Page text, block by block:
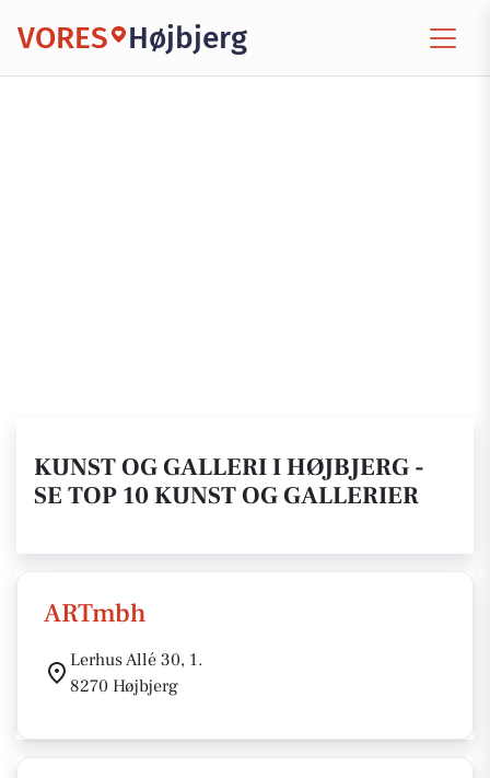
VORES Højbjerg
KUNST OG GALLERI I HØJBJERG -
SE TOP 10 KUNST OG GALLERIER
ARTmbh
Lerhus Allé 30, 1.
8270 Højbjerg